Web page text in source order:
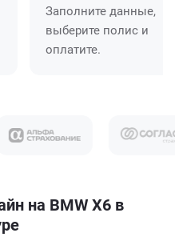
Заполните данные,
выберите полис и
оплатите.
на BMW X6 в